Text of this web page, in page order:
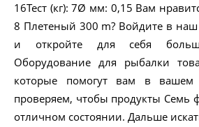
16Тест (кг): 7Ø мм: 0,15 Вам
8 Плетеный 300 m? Войдите в наш
и откройте для себя
Оборудование для рыбалки
которые помогут вам в
проверяем, чтобы продукты Семь
отличном состоянии. Дальше